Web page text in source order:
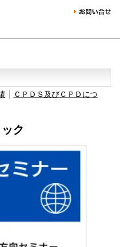
ＣＰＤＳ及びＣＰＤにつ
ク